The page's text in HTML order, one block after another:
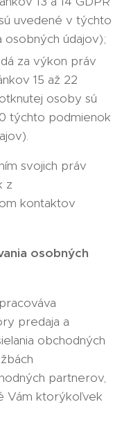
uvedené v týchto
osobných údajov);
za výkon práv
15 až 22
osoby sú
týchto podmienok
svojich práv
z
kontaktov
osobných
predaja a
obchodných
partnerov,
Vám ktorýkoľvek